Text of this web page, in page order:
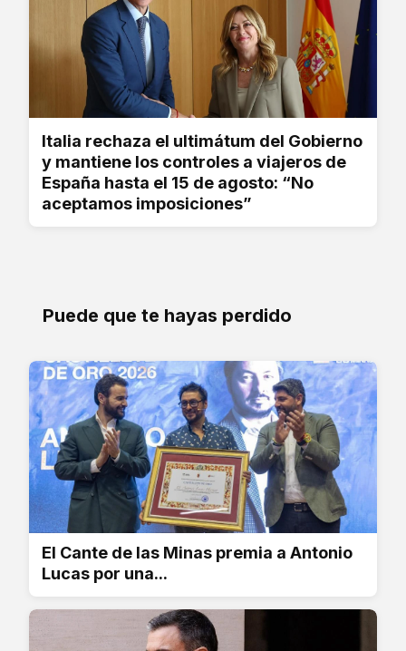
Italia rechaza el ultimátum del Gobierno
y mantiene los controles a viajeros de
España hasta el 15 de agosto: “No
aceptamos imposiciones”
Puede que te hayas perdido
El Cante de las Minas premia a Antonio
Lucas por una...